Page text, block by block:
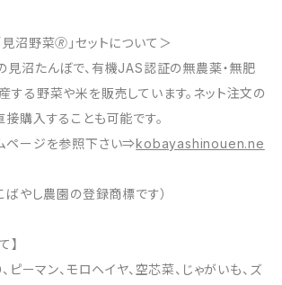
見沼野菜🄬」セットについて＞
見沼たんぼで、有機JAS認証の無農薬・無肥
する野菜や米を販売しています。ネット注文の
購入することも可能です。
ページを参照下さい⇒kobayashinouen.ne
ばやし農園の登録商標です）
】
、ピーマン、モロヘイヤ、空芯菜、じゃがいも、ズ